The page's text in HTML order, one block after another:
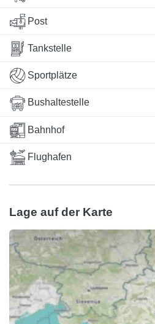
Post
Tankstelle
Sportplätze
Bushaltestelle
Bahnhof
Flughafen
Lage auf der Karte